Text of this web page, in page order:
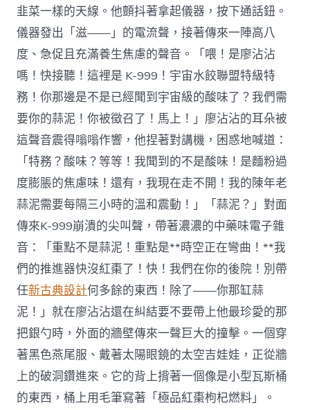
韭菜一樣的天線。他顫抖著拿起儀器，按下通話鈕。
儀器發出「滋——」的電流聲，接著傳來一陣高八
度、急促且充滿養生焦慮的聲音。「喂！是廖沾沾
嗎！快接聽！這裡是 K-999！宇宙水餃聯盟特級特
務！你那邊是不是已經聞到宇宙級的酸味了？我們需
要你的蒜泥！你被徵召了！馬上！」廖沾沾的耳朵被
這聲音震得嗡嗡作響，他捏著對講機，困惑地喊道：
「特務？酸味？等等！我聞到的不是酸味！是麵粉過
度膨脹的焦慮味！還有，我現在走不開！我的陳年老
蒜泥需要每隔三小時的溫和震動！」「蒜泥？」對面
傳來K-999崩潰的尖叫聲，帶著濃濃的中藥味電子雜
音：「重點不是蒜泥！重點是**時空正在彎曲！**我
們的推進器快沒紅棗了！快！我們在你的後院！別帶
任新古典設計何多餘的東西！除了——你那缸蒜
泥！」就在廖沾沾還在糾結要不要帶上他最珍愛的那
把銀勺時，外面的牆壁傳來一聲巨大的撞擊。一個穿
著黑色燕尾服、戴著太陽眼鏡的太空吉娃娃，正從牆
上的破洞鑽進來。它的背上揹著一個像是小型瓦斯桶
的東西，桶上用毛筆寫著「極品紅棗枸杞燃料」。